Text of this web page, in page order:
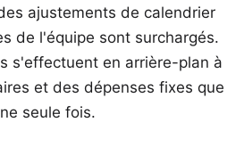
ajustements de calendrier
de l'équipe sont surchargés.
s'effectuent en arrière-plan à
et des dépenses fixes que
seule fois.